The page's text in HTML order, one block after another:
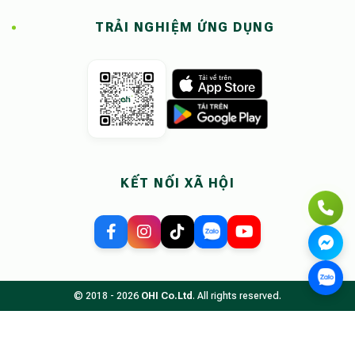
TRẢI NGHIỆM ỨNG DỤNG
KẾT NỐI XÃ HỘI
© 2018 - 2026 OHI Co.Ltd. All rights reserved.